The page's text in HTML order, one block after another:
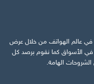
في عالم الهواتف من خلال عرض
في الأسواق كما نقوم برصد كل
الشروحات الهامة.